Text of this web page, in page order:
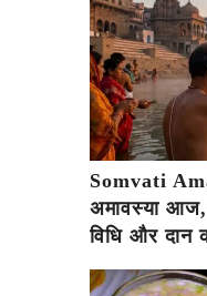
Somvati
अमावस्या आज,
विधि और दान